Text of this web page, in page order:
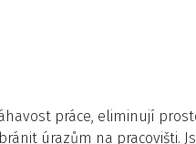
práce, eliminují
úrazům na pracovišti.